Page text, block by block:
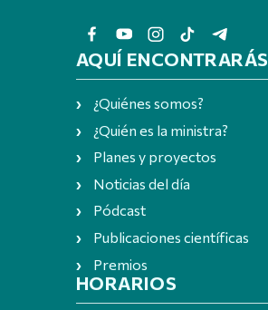
AQUÍ ENCONTRARÁS
¿Quiénes somos?
¿Quién es la ministra?
Planes y proyectos
Noticias del día
Pódcast
Publicaciones científicas
Premios
HORARIOS